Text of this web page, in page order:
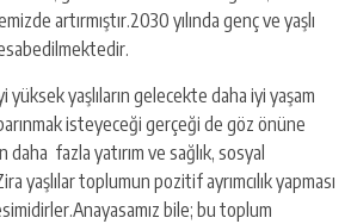
artırmıştır.2030 yılında genç ve yaşlı
yaşlıların gelecekte daha iyi yaşam
isteyeceği gerçeği de göz önüne
daha fazla yatırım ve sağlık, sosyal
yaşlılar toplumun pozitif ayrımcılık yapması
bile; bu toplum